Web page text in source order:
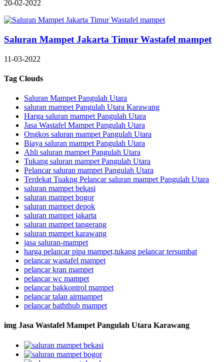
20-02-2022
Saluran Mampet Jakarta Timur Wastafel mampet
11-03-2022
Tag Clouds
Saluran Mampet Pangulah Utara
saluran mampet Pangulah Utara Karawang
Harga saluran mampet Pangulah Utara
Jasa Wastafel Mampet Pangulah Utara
Ongkos saluran mampet Pangulah Utara
Biaya saluran mampet Pangulah Utara
Ahli saluran mampet Pangulah Utara
Tukang saluran mampet Pangulah Utara
Pelancar saluran mampet Pangulah Utara
Terdekat Tuakng Pelancar saluran mampet Pangulah Utara
saluran mampet bekasi
saluran mampet bogor
saluran mampet depok
saluran mampet jakarta
saluran mampet tangerang
saluran mampet karawang
jasa saluran-mampet
harga pelancar pipa mampet,tukang pelancar tersumbat
pelancar wastafel mampet
pelancar kran mampet
pelancar wc mampet
pelancar bakkontrol mampet
pelancar talan airmampet
pelancar baththub mampet
img Jasa Wastafel Mampet Pangulah Utara Karawang